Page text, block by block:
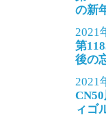
の新
2021
第
後の
2021
ィゴ